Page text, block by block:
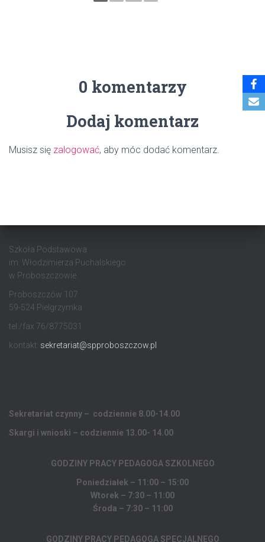
0 komentarzy
Dodaj komentarz
Musisz się zalogować, aby móc dodać komentarz.
Szkoła Podstawowa
im. Włodzimierza Puchalskiego
w Proboszczowie
Proboszczów 107
59-524 Pielgrzymka
tel./fax 76/8775031
kontakt: sekretariat@spproboszczow.pl
Sekretariat czynny – codziennie 8.00-14.00
Skargi i wnioski – codziennie 13.00- 14.00
GODZINY PRACY PEDAGOGA SZKOLNEGO
Poniedziałek – 11:00 – 15:00
Wtorek – 7:30 – 11:00
Środa – 7:30 – 11:00
GODZINY PRACY PEDAGOGA SPECJALNEGO